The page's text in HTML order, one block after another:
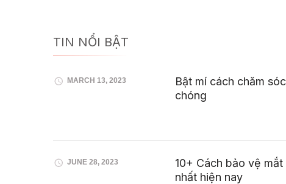
TIN NỔI BẬT
MARCH 13, 2023
Bật mí cách chăm
chóng
JUNE 28, 2023
10+ Cách bảo vệ
nhất hiện nay